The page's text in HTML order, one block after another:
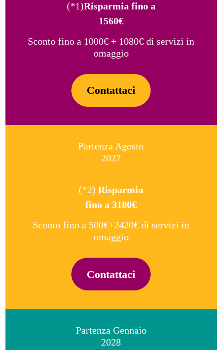
(*1)Risparmia fino a
1560€
Sconto fino a 1000€ + 1080€ di servizi in
omaggio
Contattaci
Partenza Agosto
2027
(*2) Risparmia
fino a 3180€
Sconto fino a 500€+2420€ di servizi in
omaggio
Contattaci
Partenza Gennaio
2028